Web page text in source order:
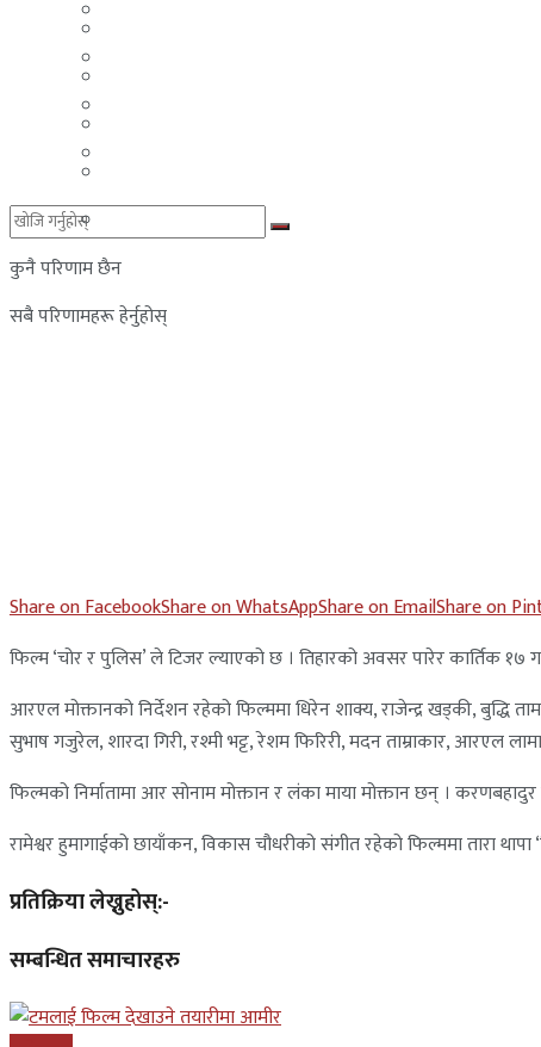
कुनै परिणाम छैन
सबै परिणामहरू हेर्नुहोस्
Share on FacebookShare on WhatsAppShare on EmailShare on
फिल्म ‘चोर र पुलिस’ ले टिजर ल्याएको छ । तिहारको अवसर पारेर कार्तिक
आरएल मोक्तानको निर्देशन रहेको फिल्ममा धिरेन शाक्य, राजेन्द्र खड्की, बुद्धि
सुभाष गजुरेल, शारदा गिरी, रश्मी भट्ट, रेशम फिरिरी, मदन ताम्राकार, आरएल
फिल्मको निर्मातामा आर सोनाम मोक्तान र लंका माया मोक्तान छन् ।
रामेश्वर हुमागाईको छायाँकन, विकास चौधरीको संगीत रहेको फिल्ममा तारा
प्रतिक्रिया लेख्नुहोस्:-
सम्बन्धित समाचारहरु